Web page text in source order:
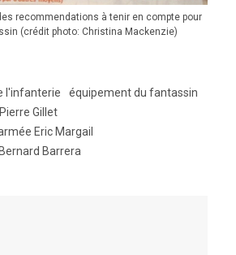
recommendations à tenir en compte pour
(crédit photo: Christina Mackenzie)
l'infanterie
équipement du fantassin
Gillet
Eric Margail
Barrera